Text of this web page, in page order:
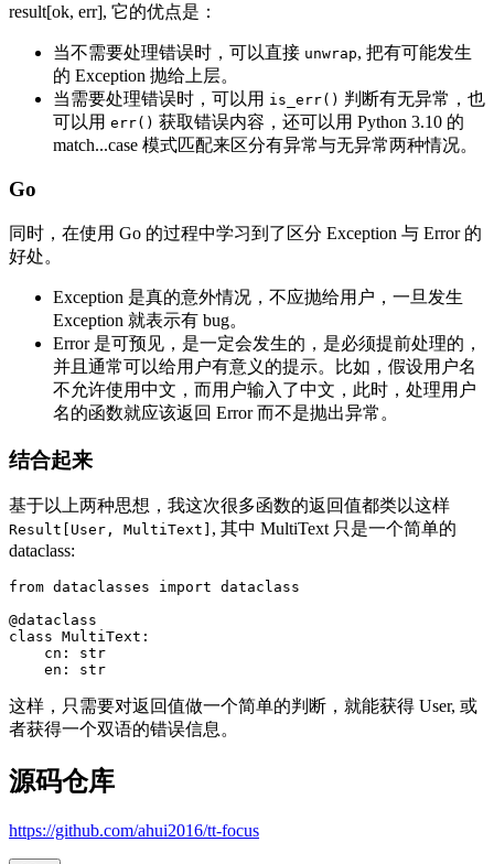
result[ok, err], 它的优点是：
当不需要处理错误时，可以直接 unwrap, 把有可能发生
的 Exception 抛给上层。
当需要处理错误时，可以用 is_err() 判断有无异常，也
可以用 err() 获取错误内容，还可以用 Python 3.10 的
match...case 模式匹配来区分有异常与无异常两种情况。
Go
同时，在使用 Go 的过程中学习到了区分 Exception 与 Error 的
好处。
Exception 是真的意外情况，不应抛给用户，一旦发生
Exception 就表示有 bug。
Error 是可预见，是一定会发生的，是必须提前处理的，
并且通常可以给用户有意义的提示。比如，假设用户名
不允许使用中文，而用户输入了中文，此时，处理用户
名的函数就应该返回 Error 而不是抛出异常。
结合起来
基于以上两种思想，我这次很多函数的返回值都类以这样
Result[User, MultiText] , 其中 MultiText 只是一个简单的
dataclass:
from dataclasses import dataclass
@dataclass
class MultiText :
cn :
str
en : str
这样，只需要对返回值做一个简单的判断，就能获得 User, 或
者获得一个双语的错误信息。
源码仓库
https://github.com/ahui2016/tt-focus